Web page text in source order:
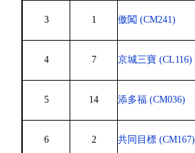
3 1 傲闖 (CM241)
4 7 京城三寶 (CL116)
5 14 添多福 (CM036)
6 2 共同目標 (CM167)